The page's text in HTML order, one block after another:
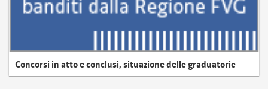
Concorsi in atto e conclusi, situazione delle graduatorie